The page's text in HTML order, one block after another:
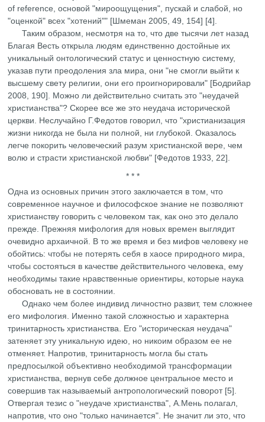
of reference, основой "мироощущения", пускай и слабой, но
"оценкой" всех "хотений"" [Шмеман 2005, 49, 154] [4].
Таким образом, несмотря на то, что две тысячи лет назад
Благая Весть открыла людям единственно достойные их
уникальный онтологический статус и ценностную систему,
указав пути преодоления зла мира, они "не смогли выйти к
высшему свету религии, они его проигнорировали" [Бодрийар
2008, 190]. Можно ли действительно считать это "неудачей
христианства"? Скорее все же это неудача исторической
церкви. Неслучайно Г.Федотов говорил, что "христианизация
жизни никогда не была ни полной, ни глубокой. Оказалось
легче покорить человеческий разум христианской вере, чем
волю и страсти христианской любви" [Федотов 1933, 22].
* * *
Одна из основных причин этого заключается в том, что
современное научное и философское знание не позволяют
христианству говорить с человеком так, как оно это делало
прежде. Прежняя мифология для новых времен выглядит
очевидно архаичной. В то же время и без мифов человеку не
обойтись: чтобы не потерять себя в хаосе природного мира,
чтобы состояться в качестве действительного человека, ему
необходимы такие нравственные ориентиры, которые наука
обосновать не в состоянии.
Однако чем более индивид личностно развит, тем сложнее
его мифология. Именно такой сложностью и характерна
тринитарность христианства. Его "историческая неудача"
затеняет эту уникальную идею, но никоим образом ее не
отменяет. Напротив, тринитарность могла бы стать
предпосылкой объективно необходимой трансформации
христианства, вернув себе должное центральное место и
совершив так называемый антропологический поворот [5].
Отвергая тезис о "неудаче христианства", А.Мень полагал,
напротив, что оно "только начинается". Не значит ли это, что